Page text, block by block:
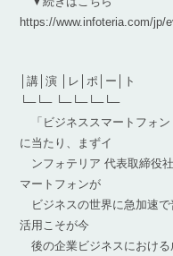
https://www.infoteria.com/jp/
│講│演 │レ│ポ│ー│ト
└─└─ └─└─└─└─
「ビジネススマートフォン
に当たり、まずイ
ンフォテリア 代表取締役
マートフォンが
ビジネスの世界に急加速で
活用こそが今
後の企業ビジネスにおける